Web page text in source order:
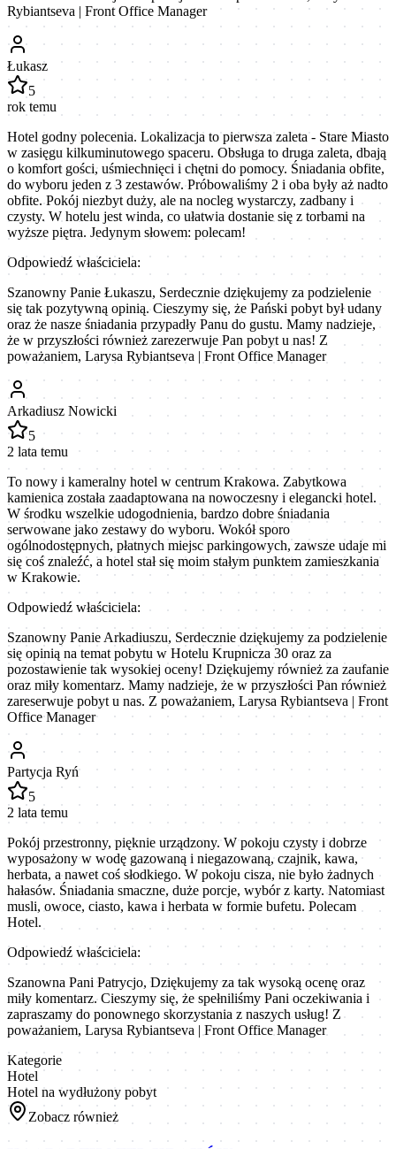
Rybiantseva | Front Office Manager
Łukasz
5
rok temu
Hotel godny polecenia. Lokalizacja to pierwsza zaleta - Stare Miasto
w zasięgu kilkuminutowego spaceru. Obsługa to druga zaleta, dbają
o komfort gości, uśmiechnięci i chętni do pomocy. Śniadania obfite,
do wyboru jeden z 3 zestawów. Próbowaliśmy 2 i oba były aż nadto
obfite. Pokój niezbyt duży, ale na nocleg wystarczy, zadbany i
czysty. W hotelu jest winda, co ułatwia dostanie się z torbami na
wyższe piętra. Jedynym słowem: polecam!
Odpowiedź właściciela:
Szanowny Panie Łukaszu, Serdecznie dziękujemy za podzielenie
się tak pozytywną opinią. Cieszymy się, że Pański pobyt był udany
oraz że nasze śniadania przypadły Panu do gustu. Mamy nadzieje,
że w przyszłości również zarezerwuje Pan pobyt u nas! Z
poważaniem, Larysa Rybiantseva | Front Office Manager
Arkadiusz Nowicki
5
2 lata temu
To nowy i kameralny hotel w centrum Krakowa. Zabytkowa
kamienica została zaadaptowana na nowoczesny i elegancki hotel.
W środku wszelkie udogodnienia, bardzo dobre śniadania
serwowane jako zestawy do wyboru. Wokół sporo
ogólnodostępnych, płatnych miejsc parkingowych, zawsze udaje mi
się coś znaleźć, a hotel stał się moim stałym punktem zamieszkania
w Krakowie.
Odpowiedź właściciela:
Szanowny Panie Arkadiuszu, Serdecznie dziękujemy za podzielenie
się opinią na temat pobytu w Hotelu Krupnicza 30 oraz za
pozostawienie tak wysokiej oceny! Dziękujemy również za zaufanie
oraz miły komentarz. Mamy nadzieje, że w przyszłości Pan również
zareserwuje pobyt u nas. Z poważaniem, Larysa Rybiantseva | Front
Office Manager
Partycja Ryń
5
2 lata temu
Pokój przestronny, pięknie urządzony. W pokoju czysty i dobrze
wyposażony w wodę gazowaną i niegazowaną, czajnik, kawa,
herbata, a nawet coś słodkiego. W pokoju cisza, nie było żadnych
hałasów. Śniadania smaczne, duże porcje, wybór z karty. Natomiast
musli, owoce, ciasto, kawa i herbata w formie bufetu. Polecam
Hotel.
Odpowiedź właściciela:
Szanowna Pani Patrycjo, Dziękujemy za tak wysoką ocenę oraz
miły komentarz. Cieszymy się, że spełniliśmy Pani oczekiwania i
zapraszamy do ponownego skorzystania z naszych usług! Z
poważaniem, Larysa Rybiantseva | Front Office Manager
Kategorie
Hotel
Hotel na wydłużony pobyt
Zobacz również